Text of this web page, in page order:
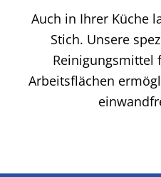
Auch in Ihrer Küche
Stich. Unsere
Reinigungsmittel
Arbeitsflächen